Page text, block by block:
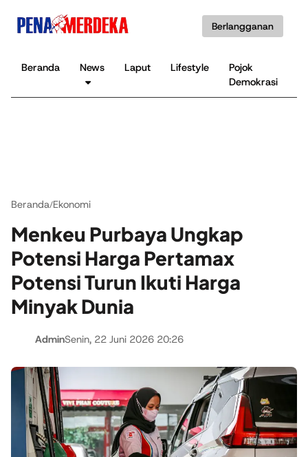
Berlangganan
Beranda News Laput Lifestyle
Pojok
Demokrasi
Beranda/Ekonomi
Menkeu Purbaya Ungkap
Potensi Harga Pertamax
Potensi Turun Ikuti Harga
Minyak Dunia
AdminSenin, 22 Juni 2026 20:26